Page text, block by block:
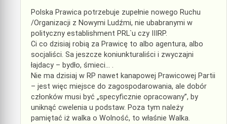
Polska Prawica potrzebuje zupełnie nowego Ruchu
/Organizacji z Nowymi Ludźmi, nie ubabranymi w
polityczny establishment PRL`u czy IIIRP.
Ci co dzisiaj robią za Prawicę to albo agentura, albo
socjaliści. Sa jeszcze koniunkturaliści i zwyczajni
łajdacy – bydło, śmieci… .
Nie ma dzisiaj w RP nawet kanapowej Prawicowej Partii
– jest więc miejsce do zagospodarowania, ale dobór
członków musi być „specyficznie opracowany”, by
uniknąć cwelenia u podstaw. Poza tym należy
pamiętać iż walka o Wolność, to właśnie Walka.